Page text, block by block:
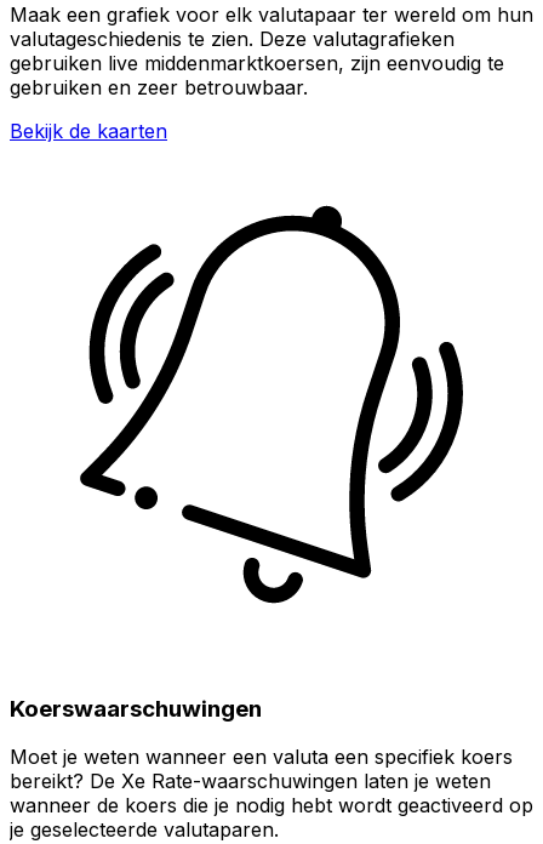
Maak een grafiek voor elk valutapaar ter wereld om hun
valutageschiedenis te zien. Deze valutagrafieken
gebruiken live middenmarktkoersen, zijn eenvoudig te
gebruiken en zeer betrouwbaar.
Bekijk de kaarten
Koerswaarschuwingen
Moet je weten wanneer een valuta een specifiek koers
bereikt? De Xe Rate-waarschuwingen laten je weten
wanneer de koers die je nodig hebt wordt geactiveerd op
je geselecteerde valutaparen.